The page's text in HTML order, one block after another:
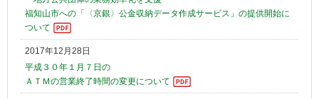
福知山市への「〈京銀〉公金収納データ作成サービス」の提供開始に
ついて
2017年12月28日
平成３０年１月７日の
ＡＴＭの営業終了時間の変更について